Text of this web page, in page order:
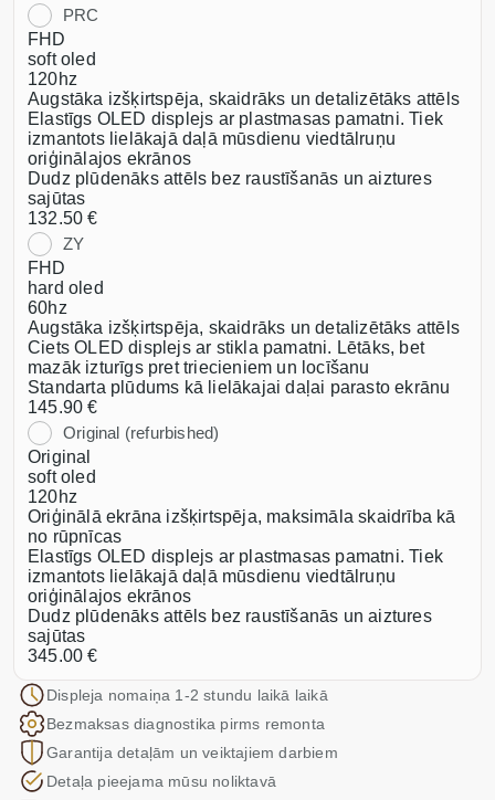
Displeja nomaiņa 1-2 stundu laikā laikā
Bezmaksas diagnostika pirms remonta
Garantija detaļām un veiktajiem darbiem
Detaļa pieejama mūsu noliktavā
PRC
FHD
soft oled
120hz
Augstāka izšķirtspēja, skaidrāks un detalizētāks attēls
Elastīgs OLED displejs ar plastmasas pamatni. Tiek
izmantots lielākajā daļā mūsdienu viedtālruņu
oriģinālajos ekrānos
Dudz plūdenāks attēls bez raustīšanās un aiztures
sajūtas
132.50 €
ZY
FHD
hard oled
60hz
Augstāka izšķirtspēja, skaidrāks un detalizētāks attēls
Ciets OLED displejs ar stikla pamatni. Lētāks, bet
mazāk izturīgs pret triecieniem un locīšanu
Standarta plūdums kā lielākajai daļai parasto ekrānu
145.90 €
Original (refurbished)
Original
soft oled
120hz
Oriģinālā ekrāna izšķirtspēja, maksimāla skaidrība kā
no rūpnīcas
Elastīgs OLED displejs ar plastmasas pamatni. Tiek
izmantots lielākajā daļā mūsdienu viedtālruņu
oriģinālajos ekrānos
Dudz plūdenāks attēls bez raustīšanās un aiztures
sajūtas
345.00 €